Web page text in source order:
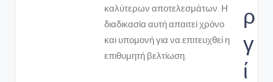
καλύτερων αποτελεσμάτων. Η
διαδικασία αυτή απαιτεί χρόνο
και υπομονή για να επιτευχθεί η
επιθυμητή βελτίωση.
ρ
γ
ί